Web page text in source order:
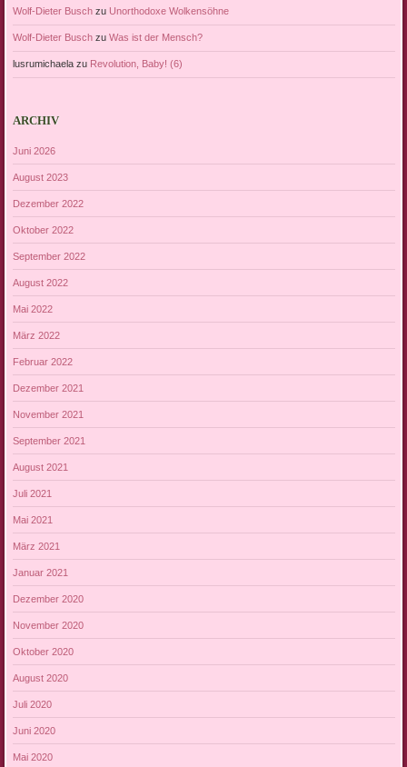
Wolf-Dieter Buschzu Unorthodoxe Wolkensöhne
Wolf-Dieter Buschzu Was ist der Mensch?
lusrumichaelazu Revolution, Baby! (6)
ARCHIV
Juni 2026
August 2023
Dezember 2022
Oktober 2022
September 2022
August 2022
Mai 2022
März 2022
Februar 2022
Dezember 2021
November 2021
September 2021
August 2021
Juli 2021
Mai 2021
März 2021
Januar 2021
Dezember 2020
November 2020
Oktober 2020
August 2020
Juli 2020
Juni 2020
Mai 2020